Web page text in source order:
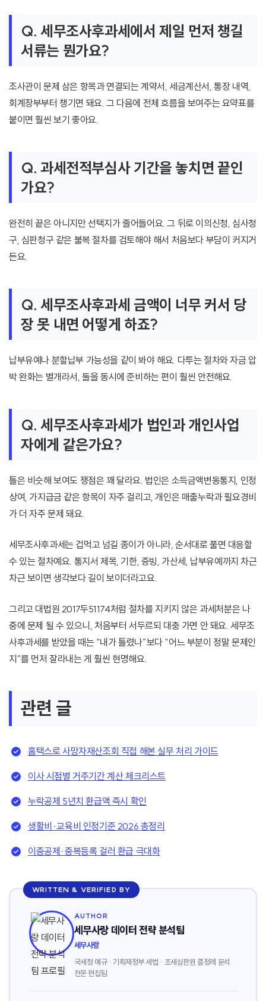
Q. 세무조사후과세에서 제일 먼저 챙길
서류는 뭔가요?
조사관이 문제 삼은 항목과 연결되는 계약서, 세금계산서, 통장 내역,
회계장부부터 챙기면 돼요. 그 다음에 전체 흐름을 보여주는 요약표를
붙이면 훨씬 보기 좋아요.
Q. 과세전적부심사 기간을 놓치면 끝인
가요?
완전히 끝은 아니지만 선택지가 줄어들어요. 그 뒤로 이의신청, 심사청
구, 심판청구 같은 불복 절차를 검토해야 해서 처음보다 부담이 커지거
든요.
Q. 세무조사후과세 금액이 너무 커서 당
장 못 내면 어떻게 하죠?
납부유예나 분할납부 가능성을 같이 봐야 해요. 다투는 절차와 자금 압
박 완화는 별개라서, 둘을 동시에 준비하는 편이 훨씬 안전해요.
Q. 세무조사후과세가 법인과 개인사업
자에게 같은가요?
틀은 비슷해 보여도 쟁점은 꽤 달라요. 법인은 소득금액변동통지, 인정
상여, 가지급금 같은 항목이 자주 걸리고, 개인은 매출누락과 필요경비
가 더 자주 문제 돼요.
세무조사후과세는 겁먹고 넘길 종이가 아니라, 순서대로 풀면 대응할
수 있는 절차예요. 통지서 제목, 기한, 증빙, 가산세, 납부유예까지 차근
차근 보이면 생각보다 길이 보이더라고요.
그리고 대법원 2017두51174처럼 절차를 지키지 않은 과세처분은 나
중에 문제 될 수 있으니, 처음부터 서두르되 대충 가면 안 돼요. 세무조
사후과세를 받았을 때는 “내가 틀렸나”보다 “어느 부분이 정말 문제인
지”를 먼저 잘라내는 게 훨씬 현명해요.
관련 글
홈택스로 사망자재산조회 직접 해본 실무 처리 가이드
이사 시점별 거주기간 계산 체크리스트
누락공제 5년치 환급액 즉시 확인
생활비·교육비 인정기준 2026 총정리
이중공제·중복등록 걸러 환급 극대화
WRITTEN & VERIFIED BY
AUTHOR
세무사랑 데이터 전략 분석팀
세무사랑
국세청 예규 · 기획재정부 세법 · 조세심판원 결정례 분석
전문 편집팀